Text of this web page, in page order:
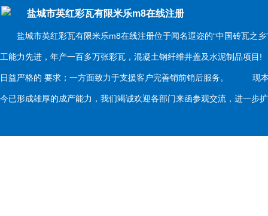
盐城市英红彩瓦有限米乐m8在线注册
盐城市英红彩瓦有限米乐m8在线注册位于闻名遐迩的“中国砖瓦之乡
工能力先进，年产一百多万张彩瓦，混凝土钢纤维井盖及水泥制品项
日益严格的 要求；一方面致力于支援客户完善销前销后服务。 现本
今已形成雄厚的成产能力，我们竭诚欢迎各部门来函参观交流，进一